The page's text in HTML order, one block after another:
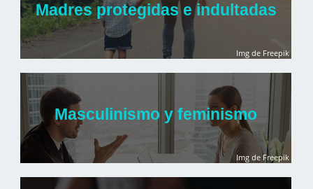
Madres protegidas e indultadas
Img de Freepik
Masculinismo y feminismo
Img de Freepik